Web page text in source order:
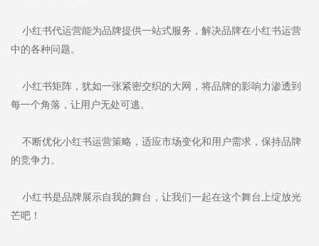
小红书代运营能为品牌提供一站式服务，解决品牌在小红书运营
中的各种问题。
小红书矩阵，犹如一张紧密交织的大网，将品牌的影响力渗透到
每一个角落，让用户无处可逃。
不断优化小红书运营策略，适应市场变化和用户需求，保持品牌
的竞争力。
小红书是品牌展示自我的舞台，让我们一起在这个舞台上绽放光
芒吧！